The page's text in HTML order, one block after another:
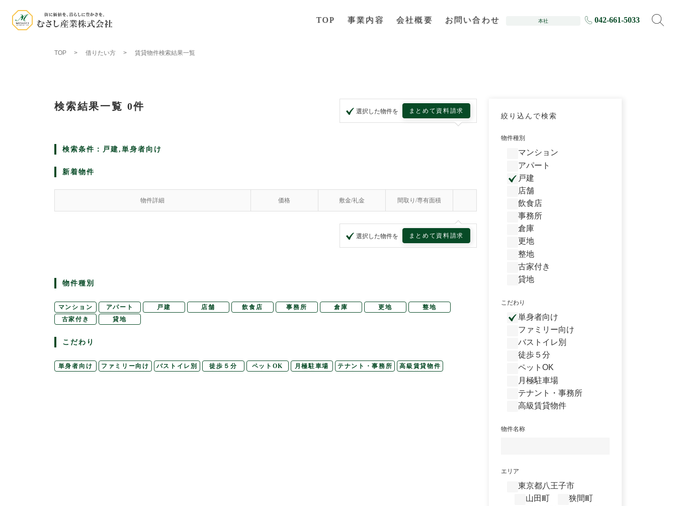
TOP 事業内容 会社概要 お問い合わせ 本社 042-661-5033
TOP 借りたい方 賃貸物件検索結果一覧
検索結果一覧 0件 選択した物件を まとめて資料請求
検索条件：戸建,単身者向け
新着物件
物件詳細 価格 敷金/礼金 間取り/専有面積
選択した物件を まとめて資料請求
物件種別
マンション アパート 戸建 店舗 飲食店 事務所 倉庫 更地
整地
古家付き
貸地
こだわり
単身者向け ファミリー向け バストイレ別 徒歩５分 ペットOK 月極駐車場 テナント・事務所 高級賃貸物件
絞り込んで検索
物件種別
マンション
アパート
戸建
店舗
飲食店
事務所
倉庫
更地
整地
古家付き
貸地
こだわり
単身者向け
ファミリー向け
バストイレ別
徒歩５分
ペットOK
月極駐車場
テナント・事務所
高級賃貸物件
物件名称
エリア
東京都八王子市
山田町
狭間町